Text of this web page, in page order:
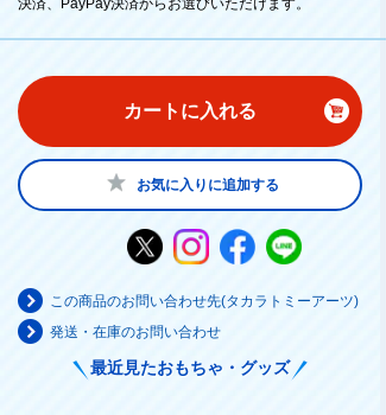
カートに入れる
お気に入りに追加する
この商品のお問い合わせ先(タカラトミーアーツ)
発送・在庫のお問い合わせ
最近見たおもちゃ・グッズ